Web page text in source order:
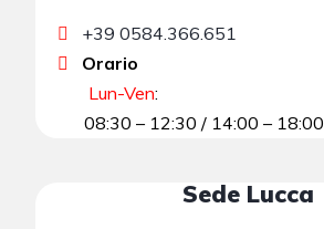
+39 0584.366.651
Orario
Lun-Ven:
08:30 – 12:30 / 14:00 – 18:00
Sede Lucca